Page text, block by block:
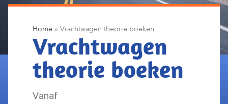
Home » Vrachtwagen theorie boeken
Vrachtwagen
theorie boeken
Vanaf